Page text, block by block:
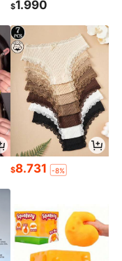
$1.990
$8.731 -8%